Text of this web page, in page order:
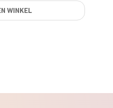
WINKEL